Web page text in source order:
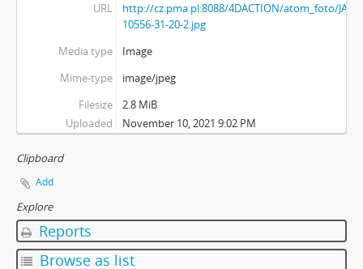
URL
http://cz.pma.pl:8088/4DACTION/atom_foto/
10556-31-20-2.jpg
Media type
Image
Mime-type
image/jpeg
Filesize
2.8 MiB
Uploaded
November 10, 2021 9:02 PM
Clipboard
Add
Explore
Reports
Browse as list